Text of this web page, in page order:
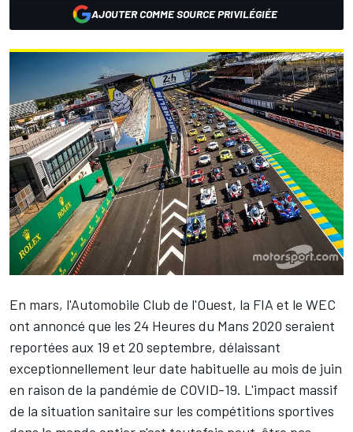
AJOUTER COMME SOURCE PRIVILÉGIÉE
En mars, l'Automobile Club de l'Ouest, la FIA et le WEC
ont annoncé que les 24 Heures du Mans 2020 seraient
reportées aux 19 et 20 septembre, délaissant
exceptionnellement leur date habituelle au mois de juin
en raison de la pandémie de COVID-19. L'impact massif
de la situation sanitaire sur les compétitions sportives